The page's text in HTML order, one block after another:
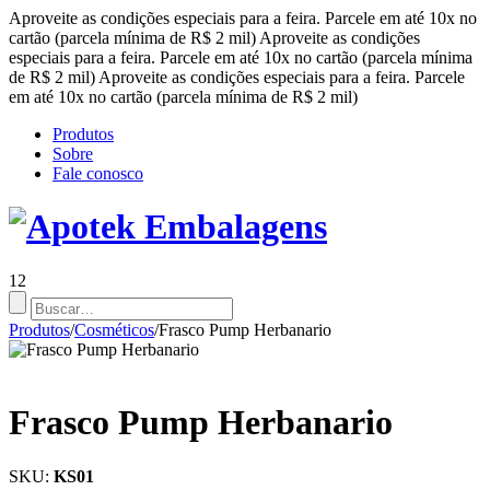
Aproveite as condições especiais para a feira. Parcele em até 10x no
cartão (parcela mínima de R$ 2 mil) Aproveite as condições
especiais para a feira. Parcele em até 10x no cartão (parcela mínima
de R$ 2 mil) Aproveite as condições especiais para a feira. Parcele
em até 10x no cartão (parcela mínima de R$ 2 mil)
Produtos
Sobre
Fale conosco
12
Produtos/Cosméticos/Frasco Pump Herbanario
Frasco Pump Herbanario
SKU: KS01